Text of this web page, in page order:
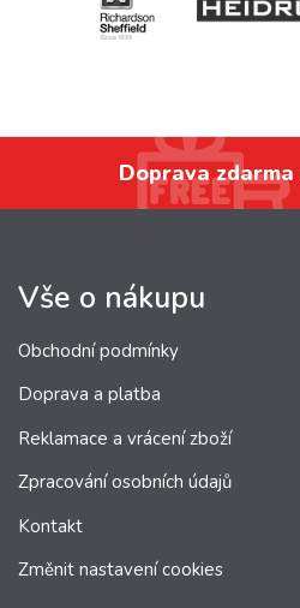
Doprava zdarma
Vše o nákupu
Obchodní podmínky
Doprava a platba
Reklamace a vrácení zboží
Zpracování osobních údajů
Kontakt
Změnit nastavení cookies